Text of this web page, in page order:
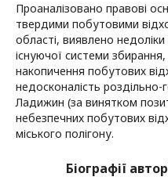
Проаналізовано правові
твердими побутовими
області, виявлено
існуючої системи
накопичення побутових
недосконалість роздільно-
Ладижин (за винятком
небезпечних побутових
міського полігону.
Біографії